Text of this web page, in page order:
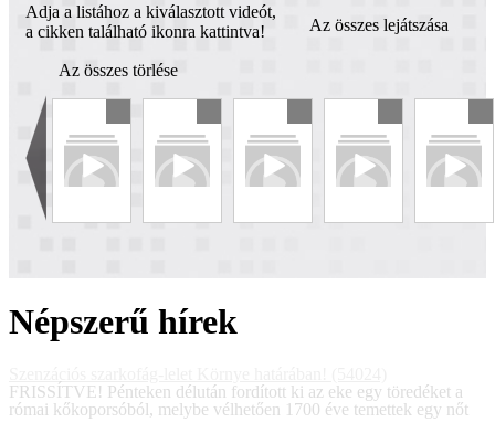
Adja a listához a kiválasztott videót,
a cikken található ikonra kattintva!
Az összes lejátszása
Az összes törlése
Népszerű hírek
FRISSÍTVE! Pénteken délután fordított ki az eke egy töredéket a
római kőkoporsóból, melybe vélhetően 1700 éve temettek egy nőt